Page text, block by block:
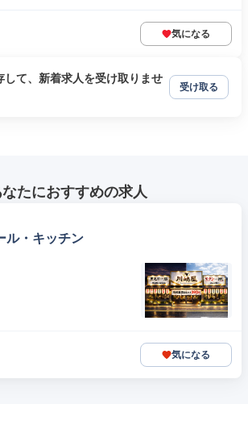
気になる
して、新着求人を受け取りませ
受け取る
なたにおすすめの求人
ル・キッチン
気になる